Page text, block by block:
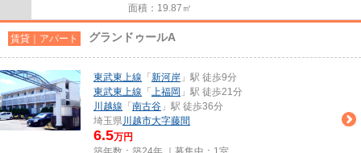
面積：19.87㎡
賃貸｜アパート グランドゥールA
東武東上線 「 新河岸 」駅 徒歩9分
東武東上線 「 上福岡 」駅 徒歩21分
川越線 「 南古谷 」駅 徒歩36分
埼玉県川越市大字藤間
6.5万円